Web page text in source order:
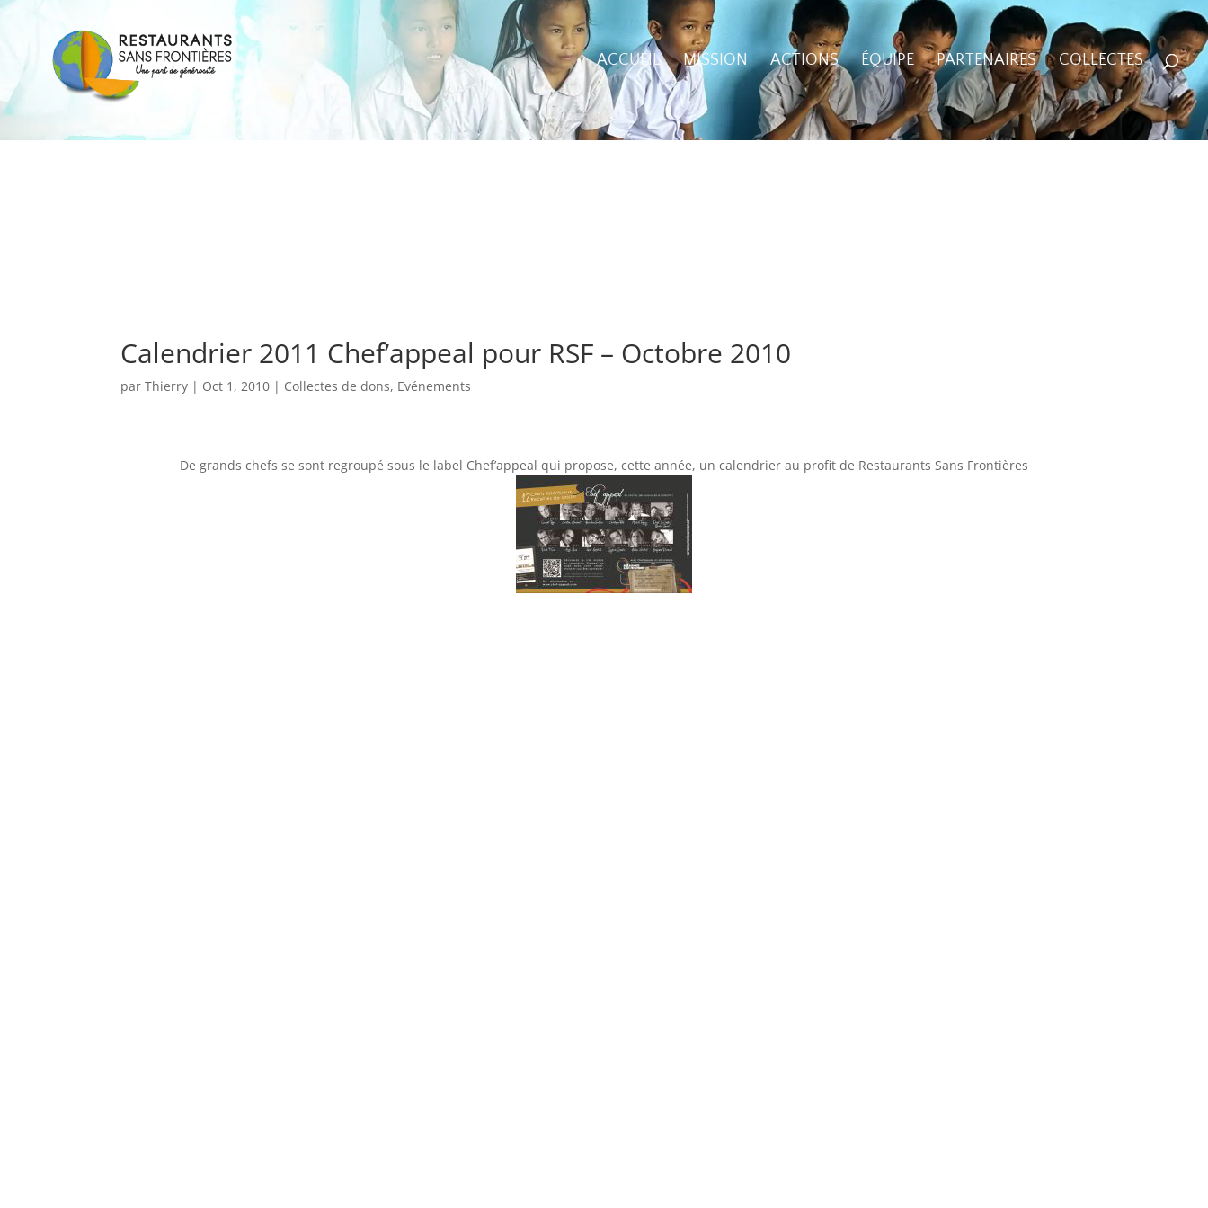
ACCUEIL MISSION ACTIONS ÉQUIPE PARTENAIRES COLLECTES
Calendrier 2011 Chef’appeal pour RSF – Octobre 2010
parThierry | Oct 1, 2010 | Collectes de dons, Evénements
De grands chefs se sont regroupé sous le label Chef’appeal qui propose, cette année, un calendrier au profit de Restaurants Sans Frontières